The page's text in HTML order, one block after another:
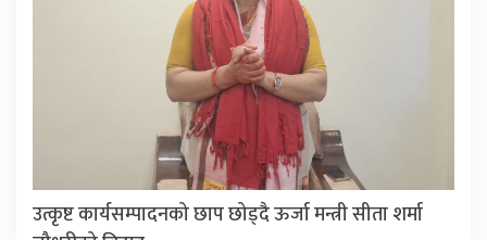
उत्कृष्ट कार्यसम्पादनको छाप छोड्दै ऊर्जा मन्त्री सीता शर्मा